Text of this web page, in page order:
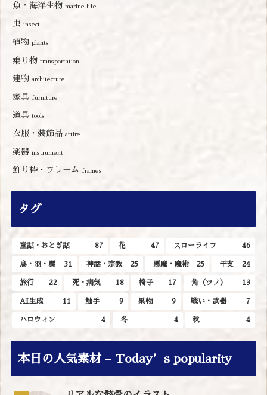
魚・海洋生物marine life
虫insect
植物plants
乗り物transportation
建物architecture
家具 furniture
道具tools
衣服・装飾品attire
楽器instrument
飾り枠・フレーム frames
タグ
童話・おとぎ話 87 花 47 スローライフ 46
鳥・羽・翼 31 神話・宗教 25 悪魔・魔術 25 干支 24
旅行 22 死・病気 18 椅子 17 角（ツノ） 13
AI生成 11 触手 9 果物 9 戦い・武器 7
ハロウィン 4 冬 4 秋 4
本日の人気素材 – Today’s popularity